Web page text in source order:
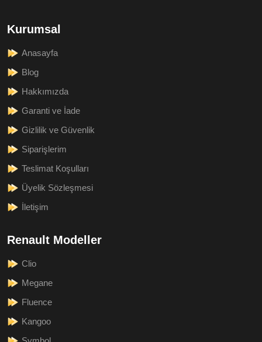
Kurumsal
Anasayfa
Blog
Hakkımızda
Garanti ve İade
Gizlilik ve Güvenlik
Siparişlerim
Teslimat Koşulları
Üyelik Sözleşmesi
İletişim
Renault Modeller
Clio
Megane
Fluence
Kangoo